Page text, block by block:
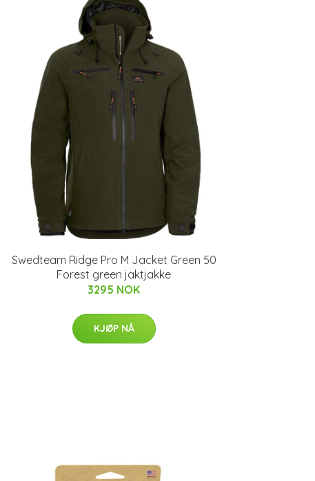
Swedteam Ridge Pro M Jacket Green 50
Forest green jaktjakke
3295 NOK
KJØP NÅ